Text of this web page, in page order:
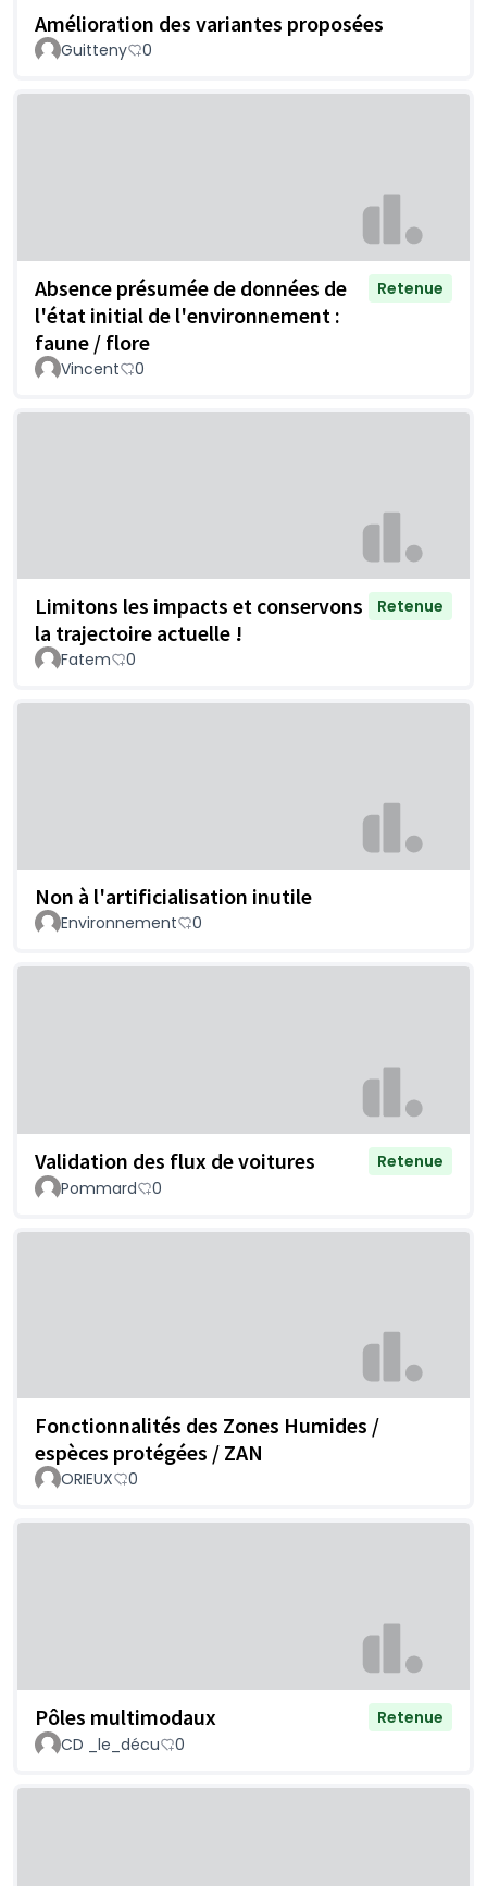
Amélioration des variantes proposées
Guitteny 0
Absence présumée de données de
l'état initial de l'environnement :
faune / flore
Retenue
Vincent 0
Limitons les impacts et conservons
la trajectoire actuelle !
Retenue
Fatem 0
Non à l'artificialisation inutile
Environnement 0
Validation des flux de voitures
Retenue
Pommard
0
Fonctionnalités des Zones Humides /
espèces protégées / ZAN
ORIEUX 0
Pôles multimodaux
Retenue
CD _le_décu
0